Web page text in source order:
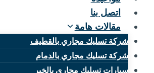
اتصل بنا
مقالات هامة
شركة تسليك مجاري بالقطيف
شركة تسليك مجاري بالدمام
سيارات تسليك مجاري بالخبر